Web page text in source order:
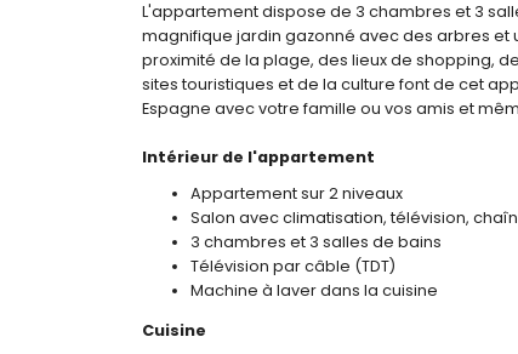
L'appartement dispose de 3 chambres et 3
magnifique jardin gazonné avec des arbres et
proximité de la plage, des lieux de shopping,
sites touristiques et de la culture font de cet
Espagne avec votre famille ou vos amis et
Intérieur de l'appartement
Appartement sur 2 niveaux
Salon avec climatisation, télévision,
3 chambres et 3 salles de bains
Télévision par câble (TDT)
Machine à laver dans la cuisine
Cuisine